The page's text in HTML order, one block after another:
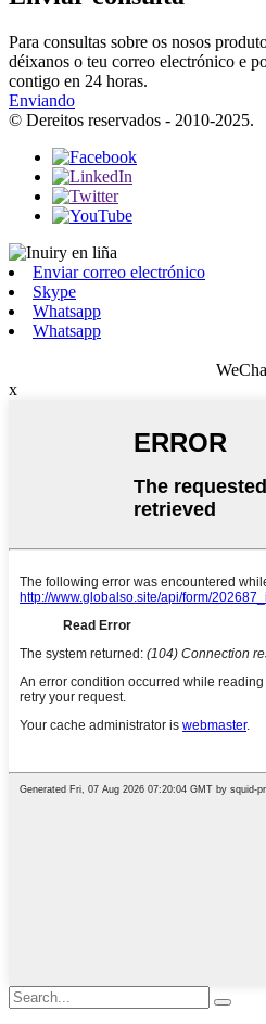
Para consultas sobre os nosos
déixanos o teu correo electrónico e
contigo en 24 horas.
Enviando
© Dereitos reservados - 2010-2025.
Enviar correo electrónico
Skype
Whatsapp
Whatsapp
x